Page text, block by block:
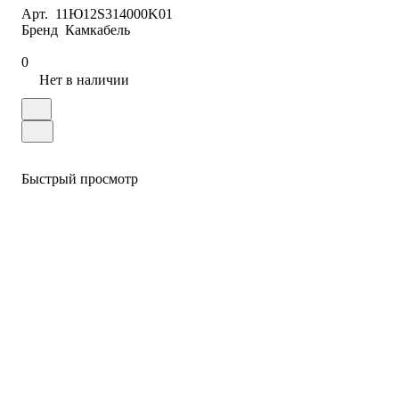
Арт. 11Ю12S314000K01
Бренд Камкабель
0
Нет в наличии
Быстрый просмотр